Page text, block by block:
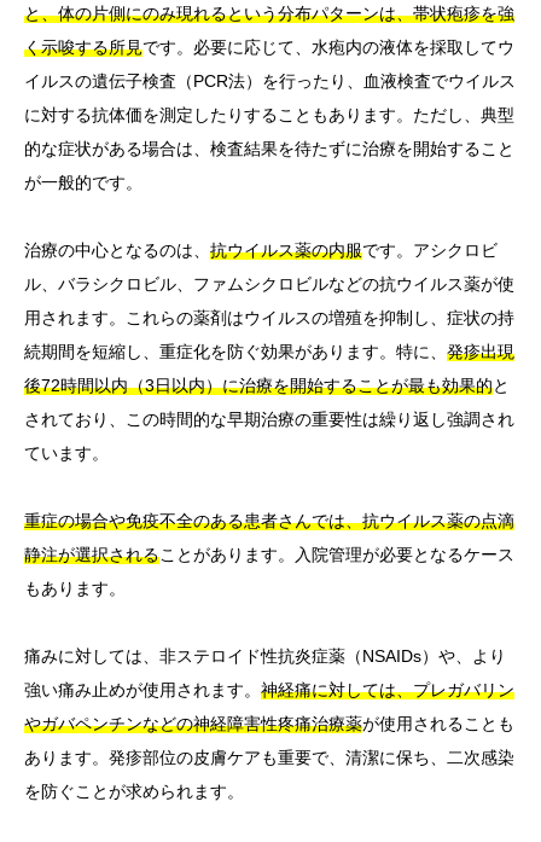
と、体の片側にのみ現れるという分布パターンは、帯状疱疹を強
く示唆する所見です。必要に応じて、水疱内の液体を採取してウ
イルスの遺伝子検査（PCR法）を行ったり、血液検査でウイルス
に対する抗体価を測定したりすることもあります。ただし、典型
的な症状がある場合は、検査結果を待たずに治療を開始すること
が一般的です。
治療の中心となるのは、 抗ウイルス薬の内服です。アシクロビ
ル、バラシクロビル、ファムシクロビルなどの抗ウイルス薬が使
用されます。これらの薬剤はウイルスの増殖を抑制し、症状の持
続期間を短縮し、重症化を防ぐ効果があります。特に、 発疹出現
後72時間以内（3日以内）に治療を開始することが最も効果的と
されており、この時間的な早期治療の重要性は繰り返し強調され
ています。
重症の場合や免疫不全のある患者さんでは、抗ウイルス薬の点滴
静注が選択されることがあります。入院管理が必要となるケース
もあります。
痛みに対しては、非ステロイド性抗炎症薬（NSAIDs）や、より
強い痛み止めが使用されます。 神経痛に対しては、プレガバリン
やガバペンチンなどの神経障害性疼痛治療薬が使用されることも
あります。発疹部位の皮膚ケアも重要で、清潔に保ち、二次感染
を防ぐことが求められます。